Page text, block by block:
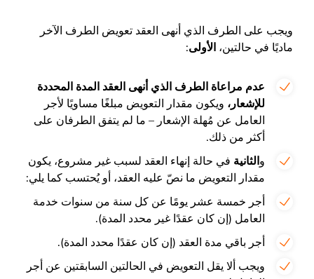
ويجب على الطرف الذي أنهى العقد تعويض الطرف الآخر
ماديًا في حالتين، الأولى:
عدم مراعاة الطرف الذي أنهى العقد المدة المحددة
للإشعار، ويكون مقدار التعويض مبلغًا مساويًا لأجر
العامل عن مُهلة الإشعار – ما لم يتفق الطرفان على
أكثر من ذلك.
والثانية في حالة إنهاء العقد لسبب غير مشروع، يكون
مقدار التعويض ما نصّ عليه العقد، أو يُحتسب كما يلي:
أجر خمسة عشر يومًا عن كل سنة من سنوات خدمة
العامل (إن كان عقدًا غير محدد المدة).
أجر باقي مدة العقد (إن كان عقدًا محدد المدة).
ويجب ألا يقل التعويض في الحالتين السابقتين عن أجر